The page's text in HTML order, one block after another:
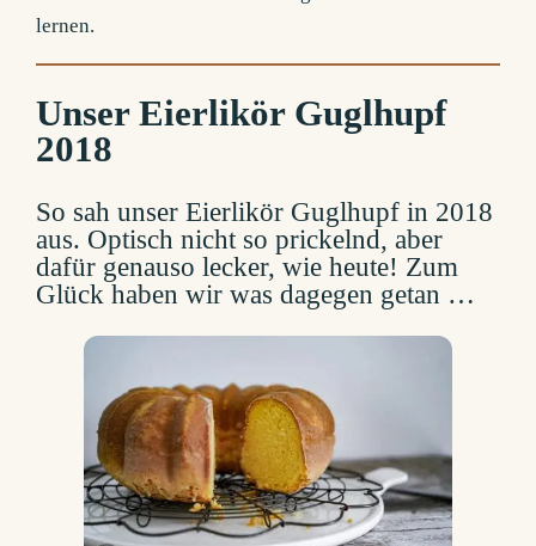
lernen.
Unser Eierlikör Guglhupf
2018
So sah unser Eierlikör Guglhupf in 2018
aus. Optisch nicht so prickelnd, aber
dafür genauso lecker, wie heute! Zum
Glück haben wir was dagegen getan …